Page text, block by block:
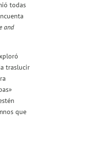
todas
and
traslucir
que